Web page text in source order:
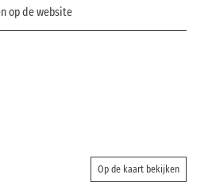
op de website
Op de kaart bekijken